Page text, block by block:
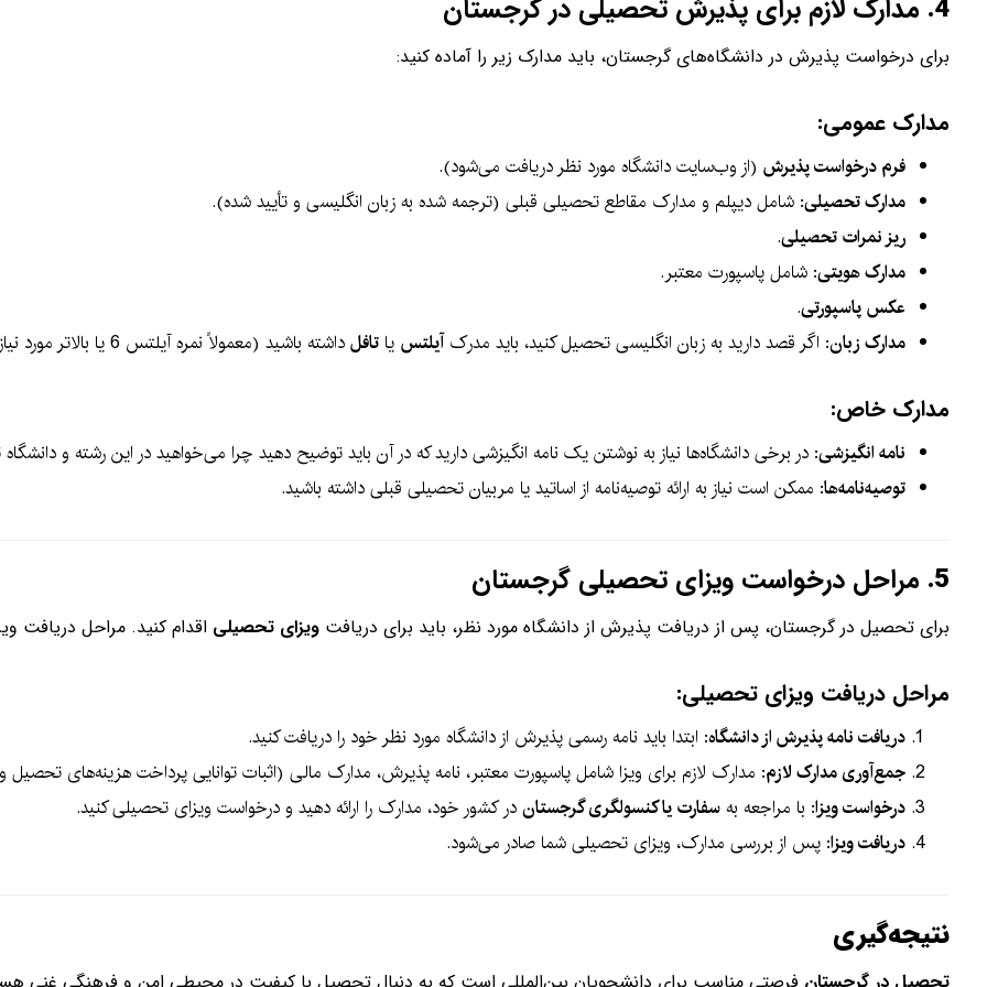
4. مدارک لازم برای پذیرش تحصیلی در گرجستان
برای درخواست پذیرش در دانشگاه‌های گرجستان، باید مدارک زیر را آماده کنید:
مدارک عمومی:
فرم درخواست پذیرش(از وب‌سایت دانشگاه مورد نظر دریافت می‌شود).
مدارک تحصیلی: شامل دیپلم و مدارک مقاطع تحصیلی قبلی (ترجمه شده به زبان انگلیسی و تأیید شده).
ریز نمرات تحصیلی.
مدارک هویتی: شامل پاسپورت معتبر.
عکس پاسپورتی.
مدارک زبان: اگر قصد دارید به زبان انگلیسی تحصیل کنید، باید مدرکآیلتس یا تافلداشته باشید (معمولاً نمره آیلتس 6 یا بالاتر مورد نیاز است).
مدارک خاص:
نامه انگیزشی: در برخی دانشگاه‌ها نیاز به نوشتن یک نامه انگیزشی دارید که در آن باید توضیح دهید چرا می‌خواهید در این رشته و
توصیه‌نامه‌ها: ممکن است نیاز به ارائه توصیه‌نامه از اساتید یا مربیان تحصیلی قبلی داشته باشید.
5. مراحل درخواست ویزای تحصیلی گرجستان
برای تحصیل در گرجستان، پس از دریافت پذیرش از دانشگاه مورد نظر، باید برای دریافت ویزای تحصیلی اقدام کنید. مراحل دریافت
مراحل دریافت ویزای تحصیلی:
دریافت نامه پذیرش از دانشگاه: ابتدا باید نامه رسمی پذیرش از دانشگاه مورد نظر خود را دریافت کنید.
جمع‌آوری مدارک لازم: مدارک لازم برای ویزا شامل پاسپورت معتبر، نامه پذیرش، مدارک مالی (اثبات توانایی پرداخت هزینه‌های
درخواست ویزا: با مراجعه بهسفارت یا کنسولگری گرجستاندر کشور خود، مدارک را ارائه دهید و درخواست ویزای تحصیلی کنید.
دریافت ویزا: پس از بررسی مدارک، ویزای تحصیلی شما صادر می‌شود.
نتیجه‌گیری